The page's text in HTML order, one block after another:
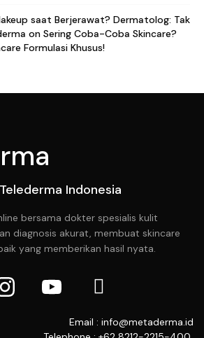
saat Berjerawat? Dermatolog: Tak
on Sering Coba-Coba Skincare?
Formulasi Khusus!
Indonesia
bersama dokter spesialis kulit
diagnosis akurat, membuat skincare
yang memberikan hasil nyata.
Email : info@metaderma.id